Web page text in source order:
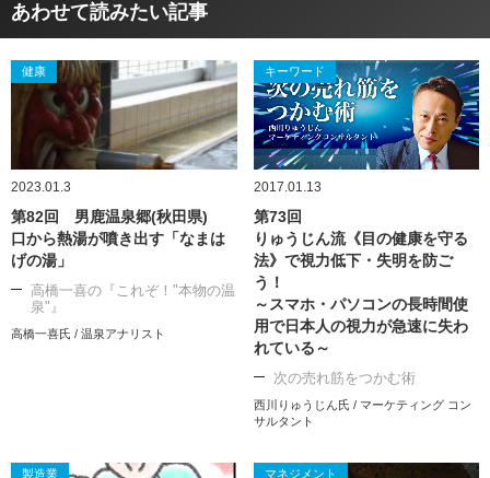
あわせて読みたい記事
健康
2023.01.3
第82回 男鹿温泉郷(秋田県)
口から熱湯が噴き出す「なまは
げの湯」
高橋一喜の『これぞ！"本物の温
泉"』
高橋一喜氏 / 温泉アナリスト
キーワード
2017.01.13
第73回
りゅうじん流《目の健康を守る
法》で視力低下・失明を防ご
う！
～スマホ・パソコンの長時間使
用で日本人の視力が急速に失わ
れている～
次の売れ筋をつかむ術
西川りゅうじん氏 / マーケティング コン
サルタント
製造業 マネジメント